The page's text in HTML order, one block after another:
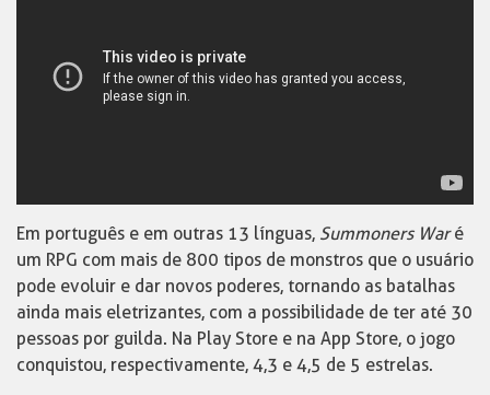
Em português e em outras 13 línguas, Summoners Waré
um RPG com mais de 800 tipos de monstros que o usuário
pode evoluir e dar novos poderes, tornando as batalhas
ainda mais eletrizantes, com a possibilidade de ter até 30
pessoas por guilda. Na Play Store e na App Store, o jogo
conquistou, respectivamente, 4,3 e 4,5 de 5 estrelas.